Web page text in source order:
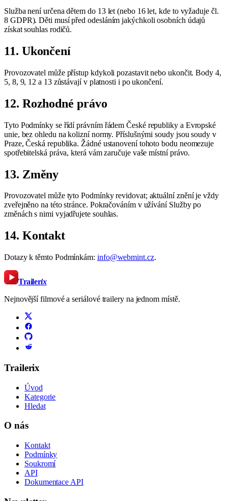
Služba není určena dětem do 13 let (nebo 16 let, kde to vyžaduje čl.
8 GDPR). Děti musí před odesláním jakýchkoli osobních údajů
získat souhlas rodičů.
11. Ukončení
Provozovatel může přístup kdykoli pozastavit nebo ukončit. Body 4,
5, 8, 9, 12 a 13 zůstávají v platnosti i po ukončení.
12. Rozhodné právo
Tyto Podmínky se řídí právním řádem České republiky a Evropské
unie, bez ohledu na kolizní normy. Příslušnými soudy jsou soudy v
Praze, Česká republika. Žádné ustanovení tohoto bodu neomezuje
spotřebitelská práva, která vám zaručuje vaše místní právo.
13. Změny
Provozovatel může tyto Podmínky revidovat; aktuální znění je vždy
zveřejněno na této stránce. Pokračováním v užívání Služby po
změnách s nimi vyjadřujete souhlas.
14. Kontakt
Dotazy k těmto Podmínkám: info@webmint.cz.
Trailerix
Nejnovější filmové a seriálové trailery na jednom místě.
Trailerix
Úvod
Kategorie
Hledat
O nás
Kontakt
Podmínky
Soukromí
API
Dokumentace API